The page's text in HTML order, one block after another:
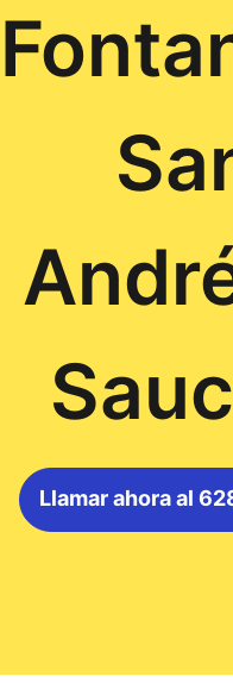
Llamar ahora al